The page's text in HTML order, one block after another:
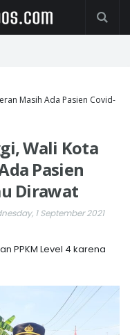
Masih Ada Pasien Covid-
Wali Kota
Pasien
Dirawat
1 September 2021
PPKM Level 4 karena